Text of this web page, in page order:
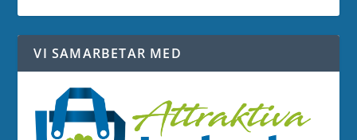
VI SAMARBETAR MED